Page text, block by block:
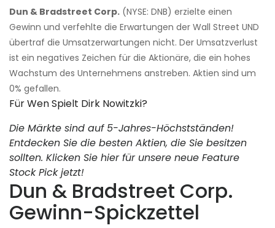
Dun & Bradstreet Corp. (NYSE: DNB) erzielte einen
Gewinn und verfehlte die Erwartungen der Wall Street UND
übertraf die Umsatzerwartungen nicht. Der Umsatzverlust
ist ein negatives Zeichen für die Aktionäre, die ein hohes
Wachstum des Unternehmens anstreben. Aktien sind um
0% gefallen.
Für Wen Spielt Dirk Nowitzki?
Die Märkte sind auf 5-Jahres-Höchstständen!
Entdecken Sie die besten Aktien, die Sie besitzen
sollten. Klicken Sie hier für unsere neue Feature
Stock Pick jetzt!
Dun & Bradstreet Corp.
Gewinn-Spickzettel